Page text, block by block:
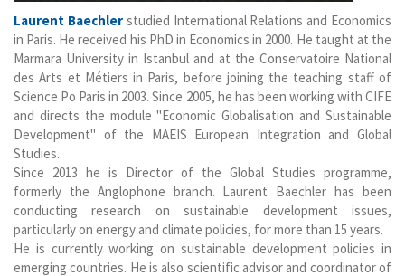
Laurent Baechlerstudied International Relations and Economics
in Paris. He received his PhD in Economics in 2000. He taught at the
Marmara University in Istanbul and at the Conservatoire National
des Arts et Métiers in Paris, before joining the teaching staff of
Science Po Paris in 2003. Since 2005, he has been working with CIFE
and directs the module "Economic Globalisation and Sustainable
Development" of the MAEIS European Integration and Global
Studies.
Since 2013 he is Director of the Global Studies programme,
formerly the Anglophone branch. Laurent Baechler has been
conducting research on sustainable development issues,
particularly on energy and climate policies, for more than 15 years.
He is currently working on sustainable development policies in
emerging countries. He is also scientific advisor and coordinator of